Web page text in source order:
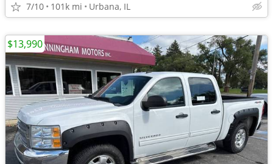
7/10 101k mi Urbana, IL
$13,990